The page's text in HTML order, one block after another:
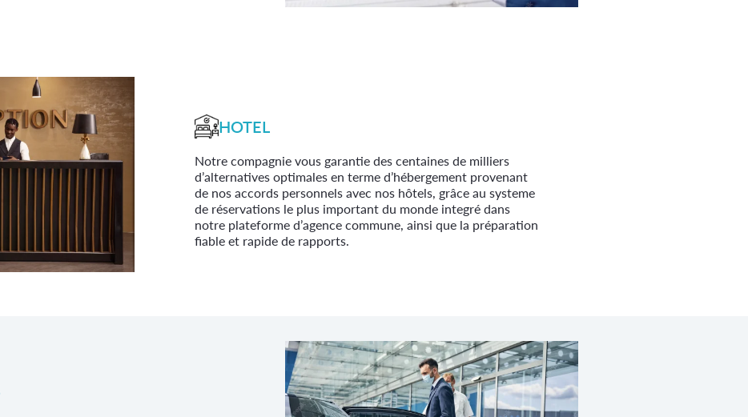
HOTEL
Notre compagnie vous garantie des centaines de milliers
d’alternatives optimales en terme d’hébergement provenant
de nos accords personnels avec nos hôtels, grâce au systeme
de réservations le plus important du monde integré dans
notre plateforme d’agence commune, ainsi que la préparation
fiable et rapide de rapports.